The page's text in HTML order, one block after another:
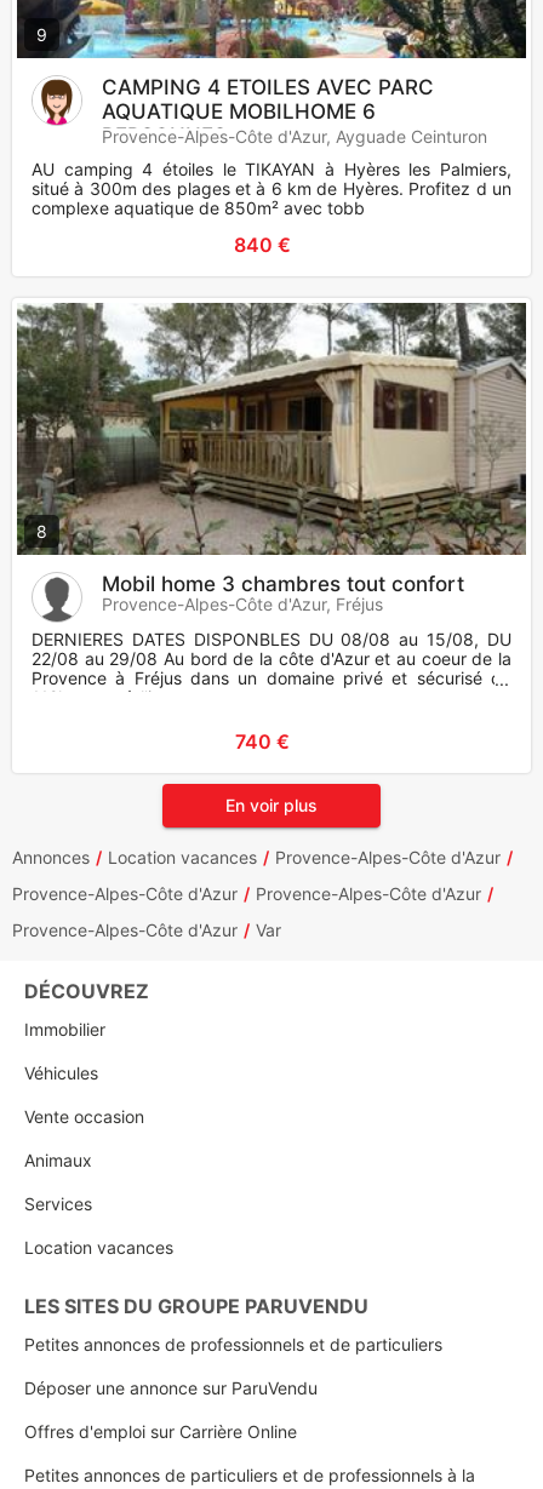
9
CAMPING 4 ETOILES AVEC PARC
AQUATIQUE MOBILHOME 6
PERSONNES
Provence-Alpes-Côte d'Azur, Ayguade Ceinturon
AU camping 4 étoiles le TIKAYAN à Hyères les Palmiers,
situé à 300m des plages et à 6 km de Hyères. Profitez d un
complexe aquatique de 850m² avec tobb
840 €
8
Mobil home 3 chambres tout confort
Provence-Alpes-Côte d'Azur, Fréjus
DERNIERES DATES DISPONBLES DU 08/08 au 15/08, DU
22/08 au 29/08 Au bord de la côte d'Azur et au coeur de la
Provence à Fréjus dans un domaine privé et sécurisé de
112ha avec à l'i
740 €
En voir plus
Annonces Location vacances
Provence-Alpes-Côte d'Azur
Provence-Alpes-Côte d'Azur
Provence-Alpes-Côte d'Azur
Provence-Alpes-Côte d'Azur
Var
DÉCOUVREZ
Immobilier
Véhicules
Vente occasion
Animaux
Services
Location vacances
LES SITES DU GROUPE PARUVENDU
Petites annonces de professionnels et de particuliers
Déposer une annonce sur ParuVendu
Offres d'emploi sur Carrière Online
Petites annonces de particuliers et de professionnels à la